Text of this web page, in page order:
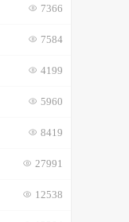
7366
7584
4199
5960
8419
27991
12538